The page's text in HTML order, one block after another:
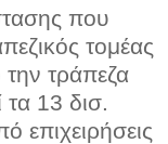
που
τομέας
την τράπεζα
13 δισ.
επιχειρήσεις